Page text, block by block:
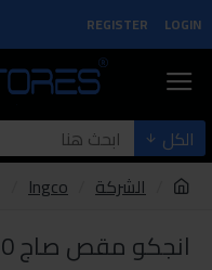
LOGIN
REGISTER
الكل
الشركة
Ingco
انجكو مقص صاج 10 بوصة